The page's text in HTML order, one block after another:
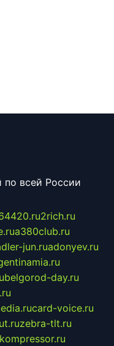
по всей России
2rich.ru
a380club.ru
jun.ruadonyev.ru
belgorod-day.ru
card-voice.ru
zebra-tlt.ru